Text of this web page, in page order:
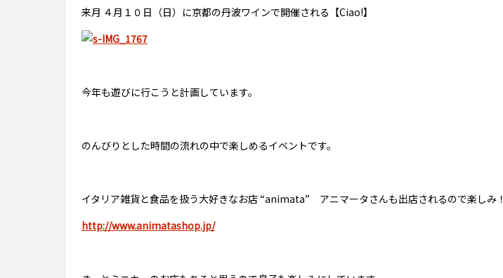
来月 ４月１０日（日）に京都の丹波ワインで開催される【Ciao!】
今年も遊びに行こうと計画しています。
のんびりとした時間の流れの中で楽しめるイベントです。
イタリア雑貨と食品を扱う大好きなお店 “animata” アニマータさんも出店されるので楽しみ！
http://www.animatashop.jp/